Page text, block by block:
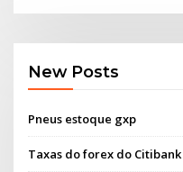
New Posts
Pneus estoque gxp
Taxas do forex do Citibank